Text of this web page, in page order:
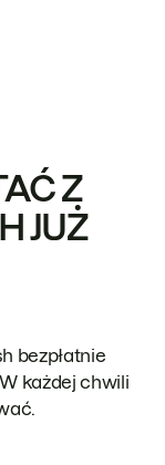
Z
JUŻ
bezpłatnie
każdej chwili